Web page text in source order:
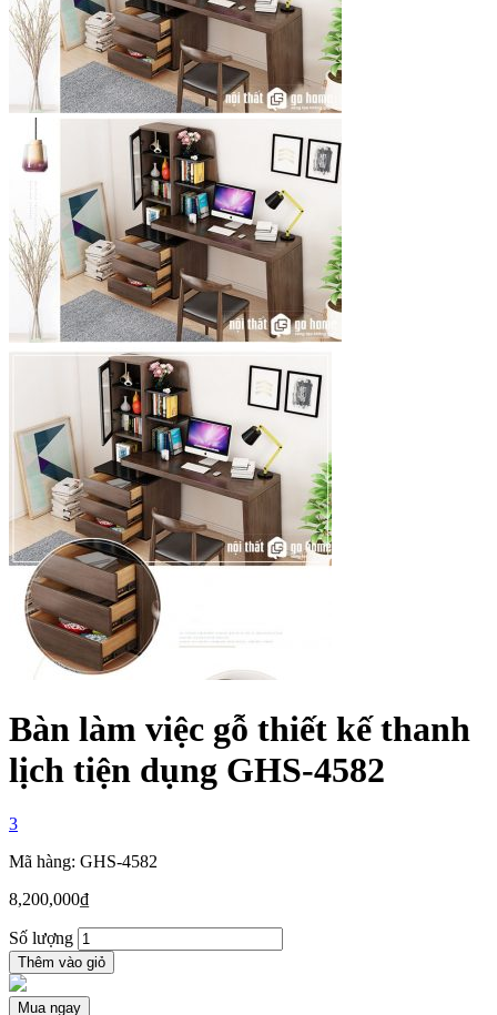
Bàn làm việc gỗ thiết kế thanh
lịch tiện dụng GHS-4582
3
Mã hàng: GHS-4582
8,200,000₫
Số lượng
Thêm vào giỏ
Mua ngay